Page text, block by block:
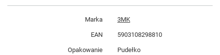
Marka 3MK
EAN 5903108298810
Opakowanie Pudełko